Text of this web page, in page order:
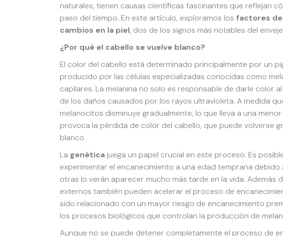
naturales, tienen causas científicas fascinantes que reflejan
paso del tiempo. En este artículo, exploramos los factores
cambios en la piel, dos de los signos más notables del
¿Por qué el cabello se vuelve blanco?
El color del cabello está determinado principalmente por un
producido por las células especializadas conocidas como
capilares. La melanina no solo es responsable de darle color
de los daños causados por los rayos ultravioleta. A medida
melanocitos disminuye gradualmente, lo que lleva a una
provoca la pérdida de color del cabello, que puede volverse
blanco.
La genética juega un papel crucial en este proceso. Es
experimentar el encanecimiento a una edad temprana
otras lo verán aparecer mucho más tarde en la vida. Además
externos también pueden acelerar el proceso de
sido relacionado con un mayor riesgo de encanecimiento
los procesos biológicos que controlan la producción de
Aunque no se puede detener completamente el proceso de